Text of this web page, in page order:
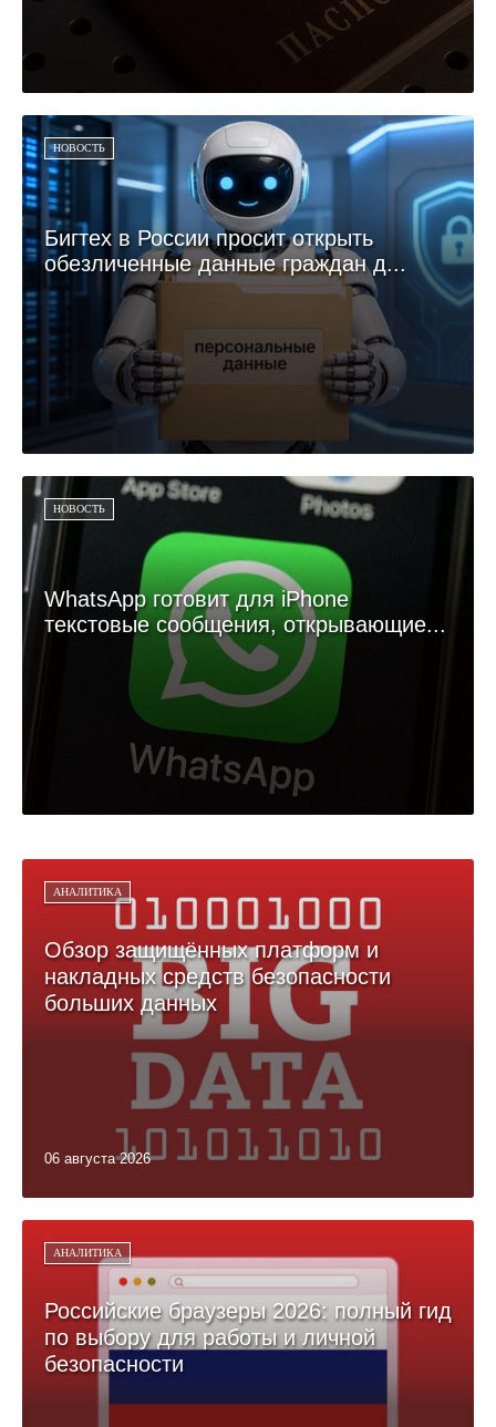
НОВОСТЬ
Бигтех в России просит открыть
обезличенные данные граждан д...
НОВОСТЬ
WhatsApp готовит для iPhone
текстовые сообщения, открывающие...
АНАЛИТИКА
Обзор защищённых платформ и
накладных средств безопасности
больших данных
06 августа 2026
АНАЛИТИКА
Российские браузеры 2026: полный гид
по выбору для работы и личной
безопасности